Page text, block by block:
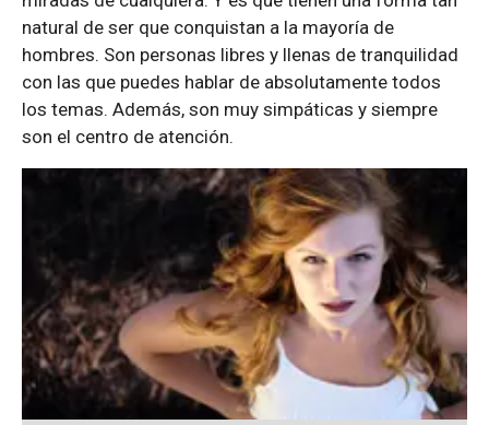
natural de ser que conquistan a la mayoría de
hombres. Son personas libres y llenas de tranquilidad
con las que puedes hablar de absolutamente todos
los temas. Además, son muy simpáticas y siempre
son el centro de atención.